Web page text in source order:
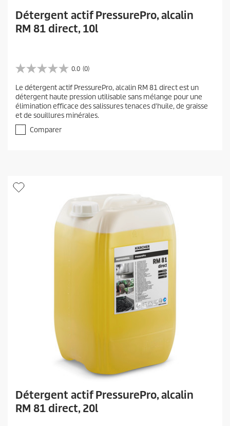
Détergent actif PressurePro, alcalin
RM 81 direct, 10l
0.0 (0)
0
0
s
u
r
é
e
s
Le détergent actif PressurePro, alcalin RM 81 direct est un
détergent haute pression utilisable sans mélange pour une
élimination efficace des salissures tenaces d'huile, de graisse
et de souillures minérales.
Comparer
Détergent actif PressurePro, alcalin
RM 81 direct, 20l